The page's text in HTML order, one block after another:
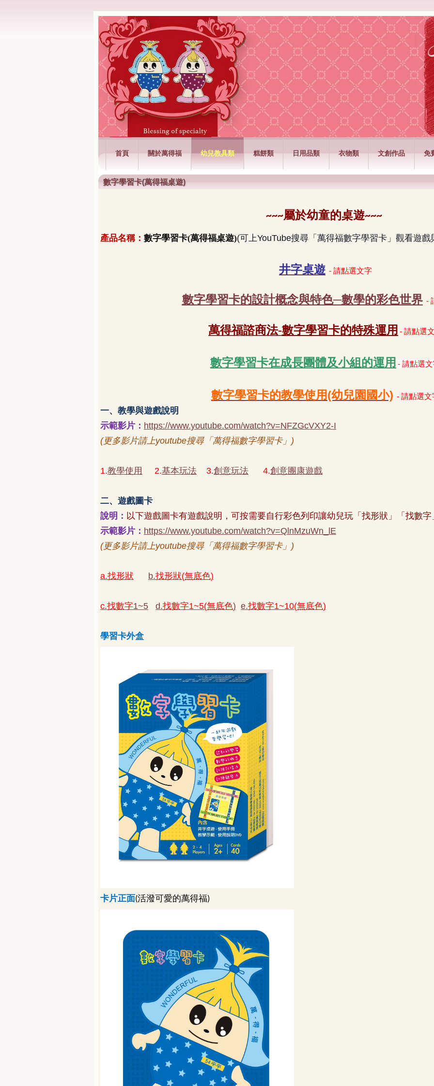
萬得福興業有限公司
首頁 關於萬得福 幼兒教具類 糕餅類 日用品類 衣物類 文創作品 免
數字學習卡(萬得福桌遊)
~~~屬於幼童的桌遊~~~
產品名稱： 數字學習卡(萬得福桌遊)(可上YouTube搜尋「萬得福數字學習卡」觀看遊戲
井字桌遊 - 請點選文字
數字學習卡的設計概念與特色─數學的彩色世界 -
萬得福諮商法-數字學習卡的特殊運用 - 請點選
數字學習卡在成長團體及小組的運用 - 請點選
數字學習卡的教學使用(幼兒園國小) - 請點選文
一、教學與遊戲說明
示範影片： https://www.youtube.com/watch?v=NFZGcVXY2-I
(更多影片請上youtube搜尋「萬得福數字學習卡」 )
1.教學使用 2.基本玩法 3.創意玩法 4.創意團康遊戲
二、遊戲圖卡
說明： 以下遊戲圖卡有遊戲說明，可按需要自行彩色列印讓幼兒玩「找形狀」「找數字
示範影片： https://www.youtube.com/watch?v=QlnMzuWn_lE
(更多影片請上youtube搜尋「萬得福數字學習卡」 )
a.找形狀 b.找形狀(無底色)
c.找數字1~5 d.找數字1~5(無底色) e.找數字1~10(無底色)
學習卡外盒
卡片正面(活潑可愛的萬得福)